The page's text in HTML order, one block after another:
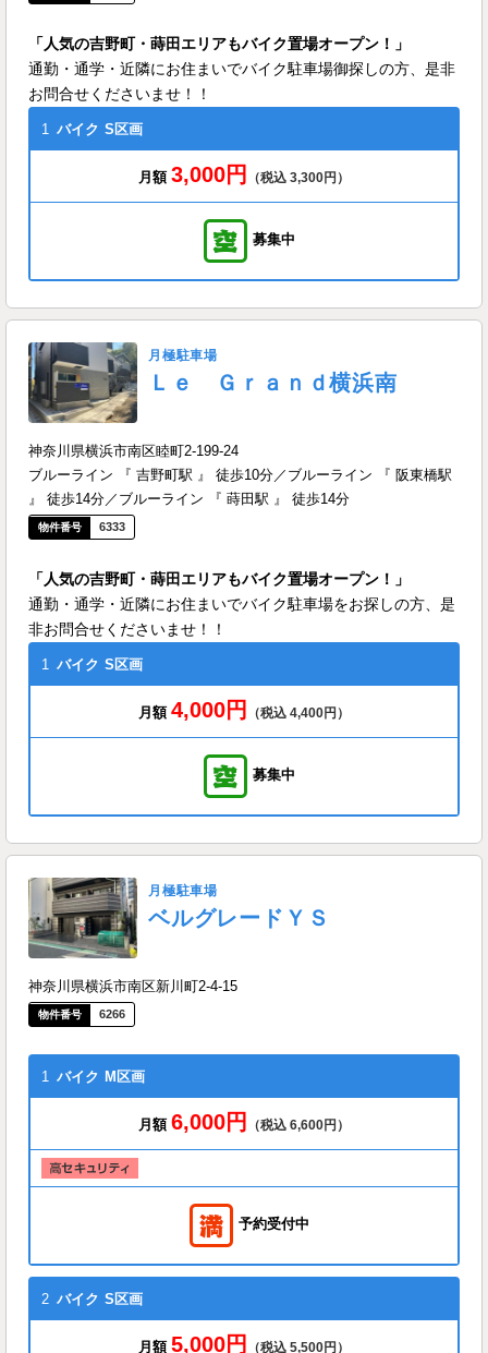
「人気の吉野町・蒔田エリアもバイク置場オープン！」
通勤・通学・近隣にお住まいでバイク駐車場御探しの方、是非
お問合せくださいませ！！
1 バイク S区画
月額 3,000円 （税込 3,300円）
募集中
月極駐車場
Ｌｅ Ｇｒａｎｄ横浜南
神奈川県横浜市南区睦町2-199-24
ブルーライン 『 吉野町駅 』 徒歩10分／ブルーライン 『 阪東橋駅
』 徒歩14分／ブルーライン 『 蒔田駅 』 徒歩14分
6333
「人気の吉野町・蒔田エリアもバイク置場オープン！」
通勤・通学・近隣にお住まいでバイク駐車場をお探しの方、是
非お問合せくださいませ！！
1 バイク S区画
月額 4,000円 （税込 4,400円）
募集中
月極駐車場
ベルグレードＹＳ
神奈川県横浜市南区新川町2-4-15
6266
1 バイク M区画
月額 6,000円 （税込 6,600円）
予約受付中
2 バイク S区画
月額 5,000円 （税込 5,500円）